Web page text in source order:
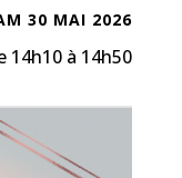
30 MAI 2026
14h10 à 14h50